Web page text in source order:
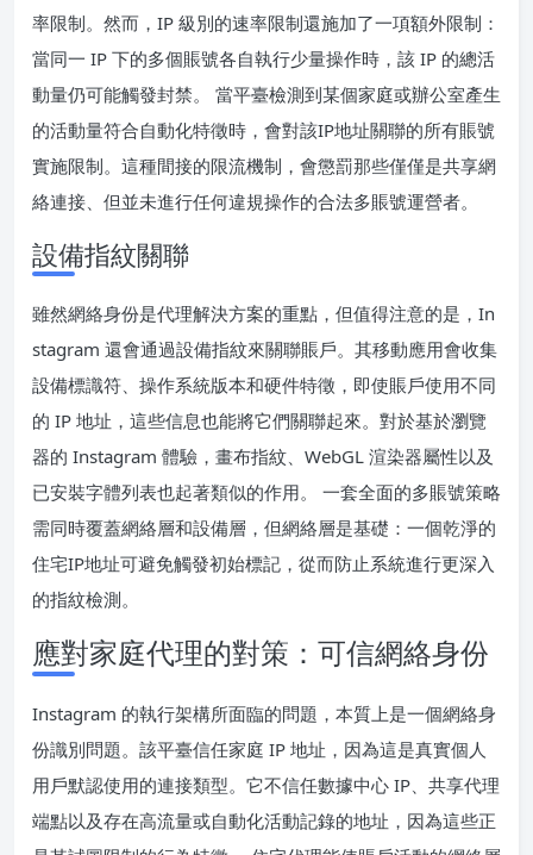
率限制。然而，IP 級別的速率限制還施加了一項額外限制：
當同一 IP 下的多個賬號各自執行少量操作時，該 IP 的總活
動量仍可能觸發封禁。 當平臺檢測到某個家庭或辦公室產生
的活動量符合自動化特徵時，會對該IP地址關聯的所有賬號
實施限制。這種間接的限流機制，會懲罰那些僅僅是共享網
絡連接、但並未進行任何違規操作的合法多賬號運營者。
設備指紋關聯
雖然網絡身份是代理解決方案的重點，但值得注意的是，In
stagram 還會通過設備指紋來關聯賬戶。其移動應用會收集
設備標識符、操作系統版本和硬件特徵，即使賬戶使用不同
的 IP 地址，這些信息也能將它們關聯起來。對於基於瀏覽
器的 Instagram 體驗，畫布指紋、WebGL 渲染器屬性以及
已安裝字體列表也起著類似的作用。 一套全面的多賬號策略
需同時覆蓋網絡層和設備層，但網絡層是基礎：一個乾淨的
住宅IP地址可避免觸發初始標記，從而防止系統進行更深入
的指紋檢測。
應對家庭代理的對策：可信網絡身份
Instagram 的執行架構所面臨的問題，本質上是一個網絡身
份識別問題。該平臺信任家庭 IP 地址，因為這是真實個人
用戶默認使用的連接類型。它不信任數據中心 IP、共享代理
端點以及存在高流量或自動化活動記錄的地址，因為這些正